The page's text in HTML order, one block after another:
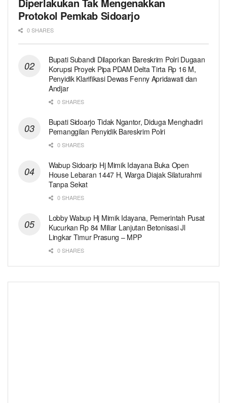
Protokol Pemkab Sidoarjo
0 SHARES
Bupati Subandi Dilaporkan Bareskrim Polri Dugaan
Korupsi Proyek Pipa PDAM Delta Tirta Rp 16 M,
Penyidik Klarifikasi Dewas Fenny Apridawati dan
Andjar
0 SHARES
Bupati Sidoarjo Tidak Ngantor, Diduga Menghadiri
Pemanggilan Penyidik Bareskrim Polri
0 SHARES
Wabup Sidoarjo Hj Mimik Idayana Buka Open
House Lebaran 1447 H, Warga Diajak Silaturahmi
Tanpa Sekat
0 SHARES
Lobby Wabup Hj Mimik Idayana, Pemerintah Pusat
Kucurkan Rp 84 Miliar Lanjutan Betonisasi Jl
Lingkar Timur Prasung – MPP
0 SHARES